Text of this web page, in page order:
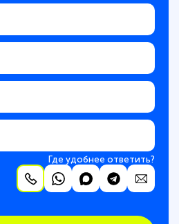
Где удобнее ответить?